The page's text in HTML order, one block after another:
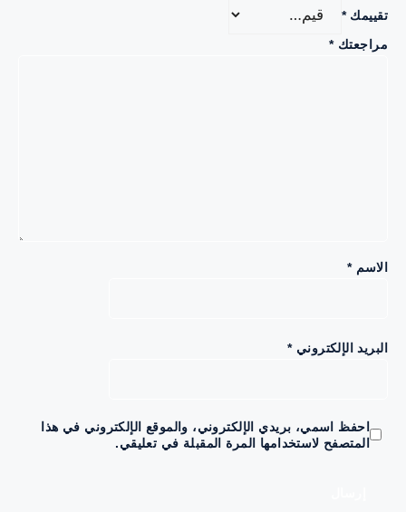
*
*
*
الإلكتروني*
احفظ اسمي، بريدي الإلكتروني، والموقع الإلكتروني في هذا
المتصفح لاستخدامها المرة المقبلة في تعليقي.